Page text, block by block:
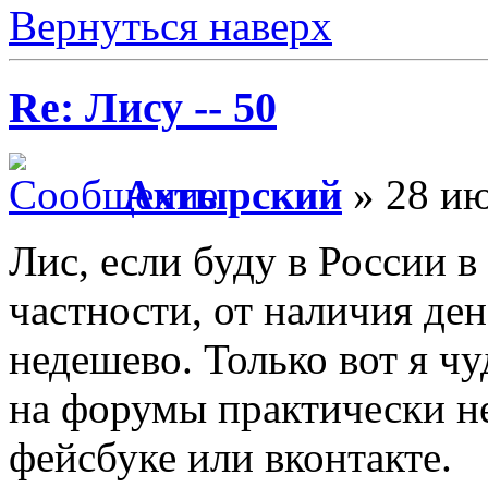
Вернуться наверх
Re: Лису -- 50
Ахтырский » 28
Лис, если буду в России в
частности, от наличия
недешево. Только вот я
на форумы практически
фейсбуке или вконтакте.